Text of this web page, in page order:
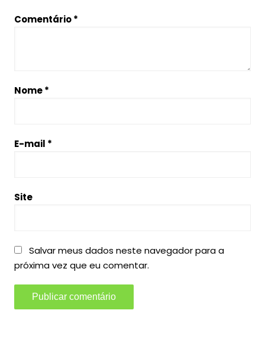
Comentário*
Nome*
E-mail *
Site
Salvar meus dados neste navegador para a
próxima vez que eu comentar.